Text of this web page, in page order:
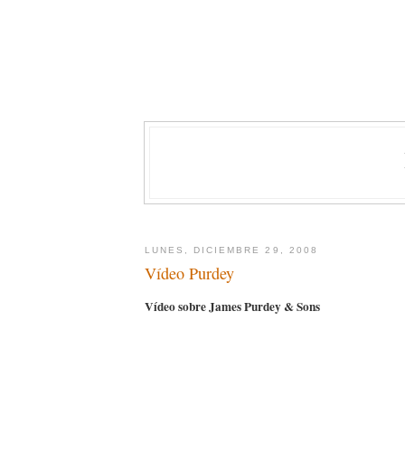
LUNES, DICIEMBRE 29, 2008
Vídeo Purdey
Vídeo sobre James Purdey & Sons